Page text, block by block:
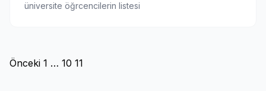
üniversite öğrcencilerin listesi
Yazı
Önceki 1 … 10 11